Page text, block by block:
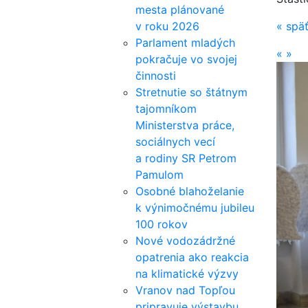
mesta plánované
v roku 2026
Parlament mladých
pokračuje vo svojej
činnosti
Stretnutie so štátnym
tajomníkom
Ministerstva práce,
sociálnych vecí
a rodiny SR Petrom
Pamulom
Osobné blahoželanie
k výnimočnému jubileu
100 rokov
Nové vodozádržné
opatrenia ako reakcia
na klimatické výzvy
Vranov nad Topľou
« späť
« »